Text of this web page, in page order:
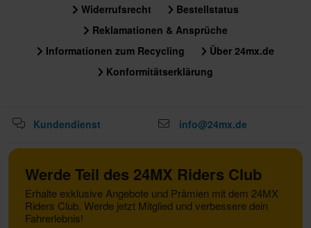
Widerrufsrecht
Bestellstatus
Reklamationen & Ansprüche
Informationen zum Recycling
Über 24mx.de
Konformitätserklärung
Kundendienst info@24mx.de
Werde Teil des 24MX Riders Club
Erhalte exklusive Angebote und Prämien mit dem 24MX
Riders Club. Werde jetzt Mitglied und verbessere dein
Fahrerlebnis!